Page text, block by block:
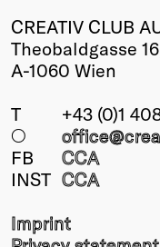
CREATIV CLUB
Theobaldgasse
A-1060 Wien
T
+43 (0)1
○
FB
CCA
INST CCA
Imprint